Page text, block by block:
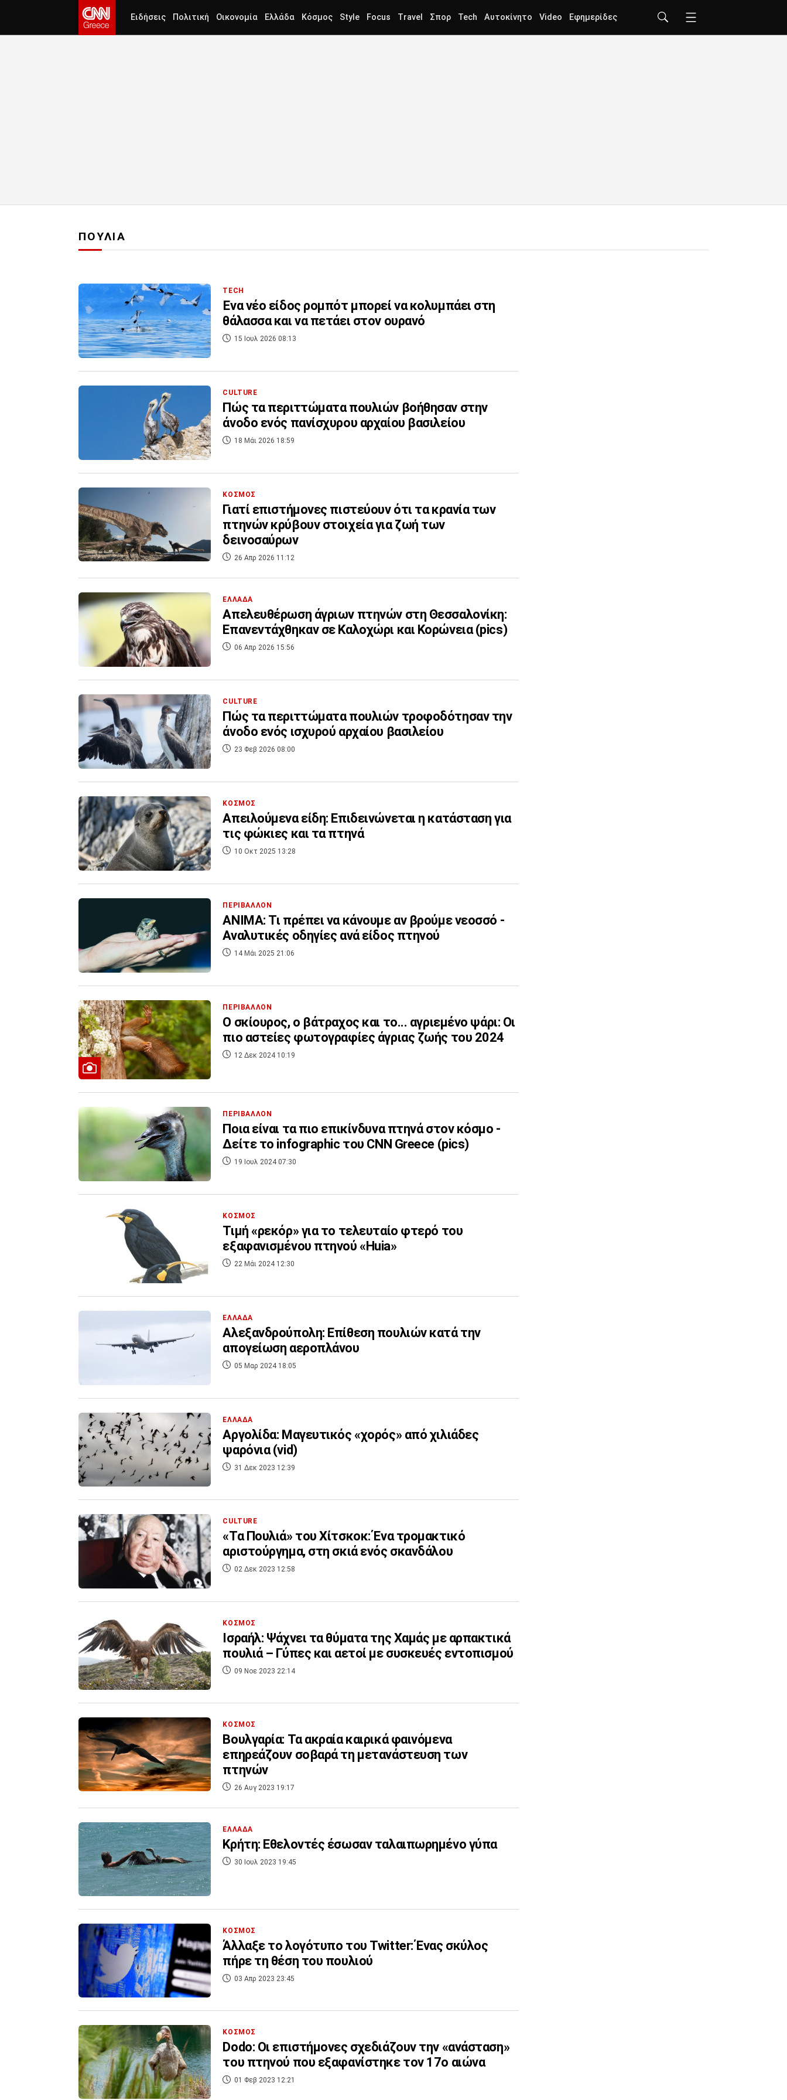
Ειδήσεις Πολιτική Οικονομία Ελλάδα Κόσμος Style Focus Travel Σπορ Tech Αυτοκίνητο Video Εφημερίδες
ΠΟΥΛΙΑ
TECH
Ένα νέο είδος ρομπότ μπορεί να κολυμπάει στη
θάλασσα και να πετάει στον ουρανό
15 Ιουλ 2026 08:13
CULTURE
Πώς τα περιττώματα πουλιών βοήθησαν στην
άνοδο ενός πανίσχυρου αρχαίου βασιλείου
18 Μάι 2026 18:59
ΚΟΣΜΟΣ
Γιατί επιστήμονες πιστεύουν ότι τα κρανία των
πτηνών κρύβουν στοιχεία για ζωή των
δεινοσαύρων
26 Απρ 2026 11:12
ΕΛΛΑΔΑ
Απελευθέρωση άγριων πτηνών στη Θεσσαλονίκη:
Επανεντάχθηκαν σε Καλοχώρι και Κορώνεια (pics)
06 Απρ 2026 15:56
CULTURE
Πώς τα περιττώματα πουλιών τροφοδότησαν την
άνοδο ενός ισχυρού αρχαίου βασιλείου
23 Φεβ 2026 08:00
ΚΟΣΜΟΣ
Απειλούμενα είδη: Επιδεινώνεται η κατάσταση για
τις φώκιες και τα πτηνά
10 Οκτ 2025 13:28
ΠΕΡΙΒΑΛΛΟΝ
ΑΝΙΜΑ: Τι πρέπει να κάνουμε αν βρούμε νεοσσό -
Αναλυτικές οδηγίες ανά είδος πτηνού
14 Μάι 2025 21:06
ΠΕΡΙΒΑΛΛΟΝ
Ο σκίουρος, ο βάτραχος και το... αγριεμένο ψάρι: Οι
πιο αστείες φωτογραφίες άγριας ζωής του 2024
12 Δεκ 2024 10:19
ΠΕΡΙΒΑΛΛΟΝ
Ποια είναι τα πιο επικίνδυνα πτηνά στον κόσμο -
Δείτε το infographic του CNN Greece (pics)
19 Ιουλ 2024 07:30
ΚΟΣΜΟΣ
Τιμή «ρεκόρ» για το τελευταίο φτερό του
εξαφανισμένου πτηνού «Huia»
22 Μάι 2024 12:30
ΕΛΛΑΔΑ
Αλεξανδρούπολη: Επίθεση πουλιών κατά την
απογείωση αεροπλάνου
05 Μαρ 2024 18:05
ΕΛΛΑΔΑ
Αργολίδα: Μαγευτικός «χορός» από χιλιάδες
ψαρόνια (vid)
31 Δεκ 2023 12:39
CULTURE
«Τα Πουλιά» του Χίτσκοκ: Ένα τρομακτικό
αριστούργημα, στη σκιά ενός σκανδάλου
02 Δεκ 2023 12:58
ΚΟΣΜΟΣ
Ισραήλ: Ψάχνει τα θύματα της Χαμάς με αρπακτικά
πουλιά – Γύπες και αετοί με συσκευές εντοπισμού
09 Νοε 2023 22:14
ΚΟΣΜΟΣ
Βουλγαρία: Τα ακραία καιρικά φαινόμενα
επηρεάζουν σοβαρά τη μετανάστευση των
πτηνών
26 Αυγ 2023 19:17
ΕΛΛΑΔΑ
Κρήτη: Εθελοντές έσωσαν ταλαιπωρημένο γύπα
30 Ιουλ 2023 19:45
ΚΟΣΜΟΣ
Άλλαξε το λογότυπο του Twitter: Ένας σκύλος
πήρε τη θέση του πουλιού
03 Απρ 2023 23:45
ΚΟΣΜΟΣ
Dodo: Οι επιστήμονες σχεδιάζουν την «ανάσταση»
του πτηνού που εξαφανίστηκε τον 17ο αιώνα
01 Φεβ 2023 12:21